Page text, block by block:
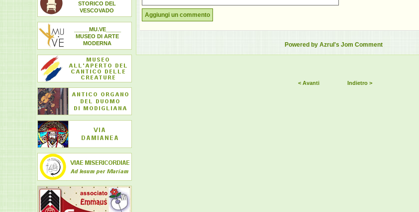
STORICO DEL
VESCOVADO
_____MU.VE_____
MUSEO DI ARTE
MODERNA
Aggiungi un commento
Powered by Azrul's Jom Comment
< Avanti Indietro >